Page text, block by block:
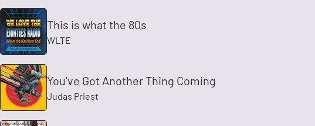
This is what the 80s
WLTE
You've Got Another Thing Coming
Judas Priest